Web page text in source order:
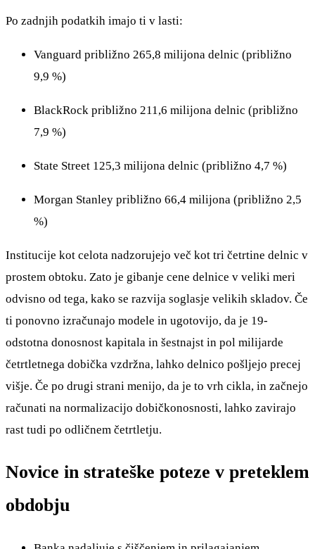
Po zadnjih podatkih imajo ti v lasti:
Vanguard približno 265,8 milijona delnic (približno
9,9 %)
BlackRock približno 211,6 milijona delnic (približno
7,9 %)
State Street 125,3 milijona delnic (približno 4,7 %)
Morgan Stanley približno 66,4 milijona (približno 2,5
%)
Institucije kot celota nadzorujejo več kot tri četrtine delnic v
prostem obtoku. Zato je gibanje cene delnice v veliki meri
odvisno od tega, kako se razvija soglasje velikih skladov. Če
ti ponovno izračunajo modele in ugotovijo, da je 19-
odstotna donosnost kapitala in šestnajst in pol milijarde
četrtletnega dobička vzdržna, lahko delnico pošljejo precej
višje. Če po drugi strani menijo, da je to vrh cikla, in začnejo
računati na normalizacijo dobičkonosnosti, lahko zavirajo
rast tudi po odličnem četrtletju.
Novice in strateške poteze v preteklem
obdobju